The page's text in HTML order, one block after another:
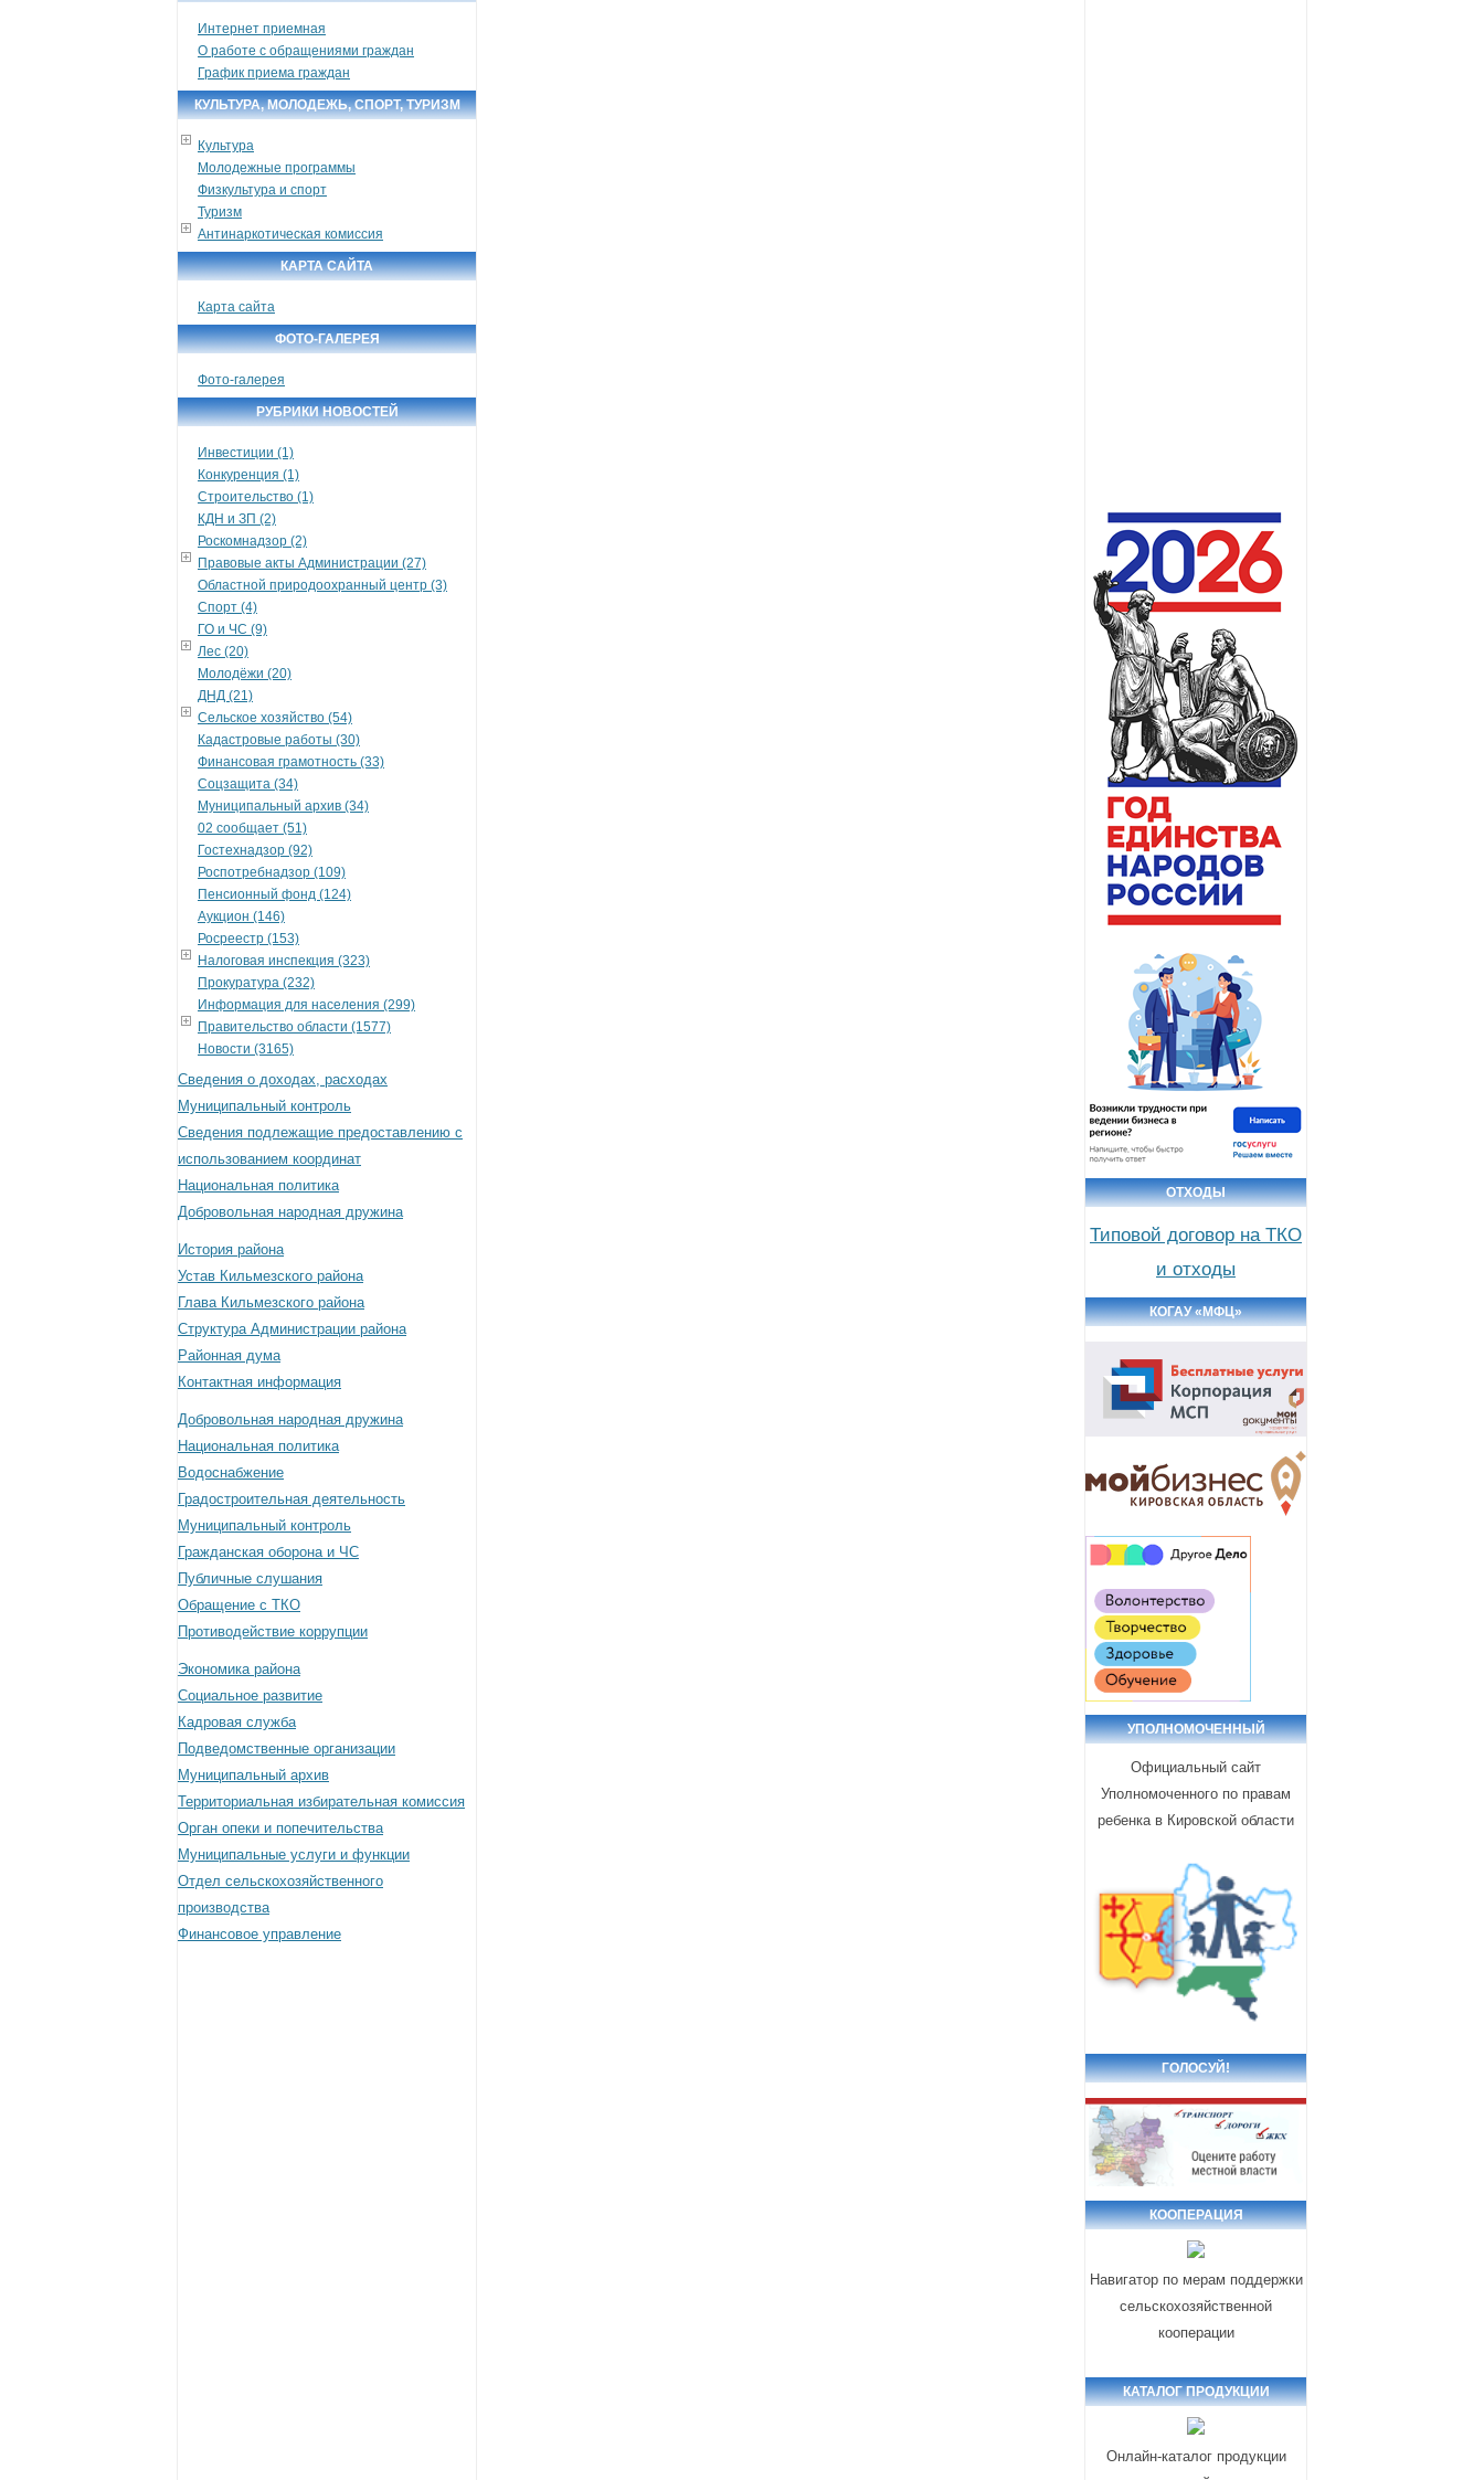
Интернет приемная
О работе с обращениями граждан
График приема граждан
КУЛЬТУРА, МОЛОДЕЖЬ, СПОРТ, ТУРИЗМ
Культура
Молодежные программы
Физкультура и спорт
Туризм
Антинаркотическая комиссия
КАРТА САЙТА
Карта сайта
ФОТО-ГАЛЕРЕЯ
Фото-галерея
РУБРИКИ НОВОСТЕЙ
Инвестиции (1)
Конкуренция (1)
Строительство (1)
КДН и ЗП (2)
Роскомнадзор (2)
Правовые акты Администрации (27)
Областной природоохранный центр (3)
Спорт (4)
ГО и ЧС (9)
Лес (20)
Молодёжи (20)
ДНД (21)
Сельское хозяйство (54)
Кадастровые работы (30)
Финансовая грамотность (33)
Соцзащита (34)
Муниципальный архив (34)
02 сообщает (51)
Гостехнадзор (92)
Роспотребнадзор (109)
Пенсионный фонд (124)
Аукцион (146)
Росреестр (153)
Налоговая инспекция (323)
Прокуратура (232)
Информация для населения (299)
Правительство области (1577)
Новости (3165)
Сведения о доходах, расходах
Муниципальный контроль
Сведения подлежащие предоставлению с
использованием координат
Национальная политика
Добровольная народная дружина
История района
Устав Кильмезского района
Глава Кильмезского района
Структура Администрации района
Районная дума
Контактная информация
Добровольная народная дружина
Национальная политика
Водоснабжение
Градостроительная деятельность
Муниципальный контроль
Гражданская оборона и ЧС
Публичные слушания
Обращение с ТКО
Противодействие коррупции
Экономика района
Социальное развитие
Кадровая служба
Подведомственные организации
Муниципальный архив
Территориальная избирательная комиссия
Орган опеки и попечительства
Муниципальные услуги и функции
Отдел сельскохозяйственного
производства
Финансовое управление
ОТХОДЫ
Типовой договор на ТКО
и отходы
КОГАУ «МФЦ»
УПОЛНОМОЧЕННЫЙ
Официальный сайт
Уполномоченного по правам
ребенка в Кировской области
ГОЛОСУЙ!
КООПЕРАЦИЯ
Навигатор по мерам поддержки
сельскохозяйственной
кооперации
КАТАЛОГ ПРОДУКЦИИ
Онлайн-каталог продукции